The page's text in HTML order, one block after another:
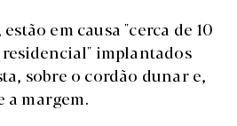
em causa "cerca de 10
implantados
sobre o cordão dunar e,
a margem.